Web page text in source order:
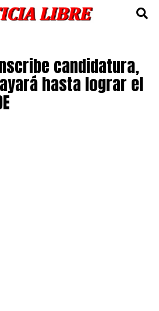
candidatura,
hasta lograr el